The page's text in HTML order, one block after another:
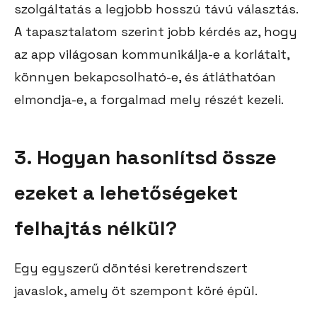
szolgáltatás a legjobb hosszú távú választás.
A tapasztalatom szerint jobb kérdés az, hogy
az app világosan kommunikálja-e a korlátait,
könnyen bekapcsolható-e, és átláthatóan
elmondja-e, a forgalmad mely részét kezeli.
3. Hogyan hasonlítsd össze
ezeket a lehetőségeket
felhajtás nélkül?
Egy egyszerű döntési keretrendszert
javaslok, amely öt szempont köré épül.